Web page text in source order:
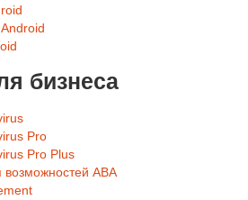
бизнеса
Pro
Pro Plus
ABA